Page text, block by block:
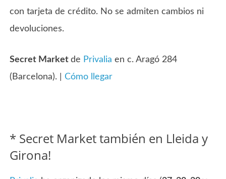
con tarjeta de crédito. No se admiten cambios ni
devoluciones.
Secret Marketde Privalia en c. Aragó 284
(Barcelona). |Cómo llegar
* Secret Market también en Lleida y
Girona!